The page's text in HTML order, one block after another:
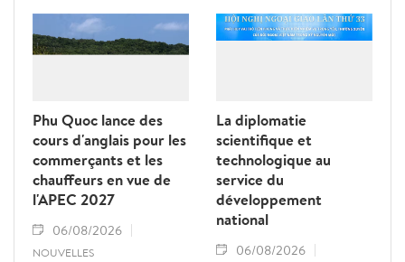
Phu Quoc lance des
cours d'anglais pour les
commerçants et les
chauffeurs en vue de
l'APEC 2027
06/08/2026
NOUVELLES
La diplomatie
scientifique et
technologique au
service du
développement
national
06/08/2026